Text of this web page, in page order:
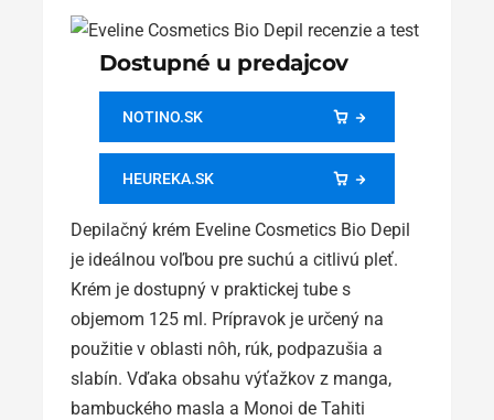
Dostupné u predajcov
NOTINO.SK
HEUREKA.SK
Depilačný krém Eveline Cosmetics Bio Depil
je ideálnou voľbou pre suchú a citlivú pleť.
Krém je dostupný v praktickej tube s
objemom 125 ml. Prípravok je určený na
použitie v oblasti nôh, rúk, podpazušia a
slabín. Vďaka obsahu výťažkov z manga,
bambuckého masla a Monoi de Tahiti